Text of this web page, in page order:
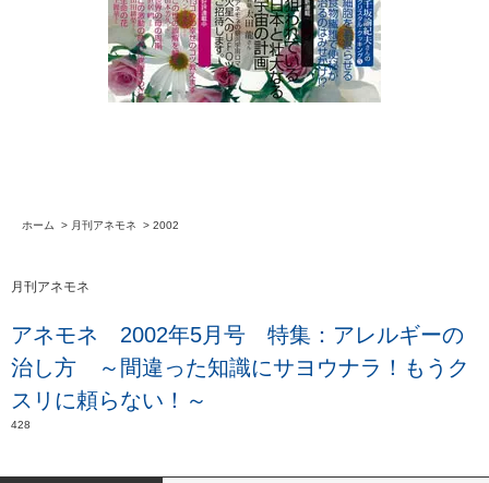
ホーム > 月刊アネモネ > 2002
月刊アネモネ
アネモネ 2002年5月号 特集：アレルギーの
治し方 ～間違った知識にサヨウナラ！もうク
スリに頼らない！～
428